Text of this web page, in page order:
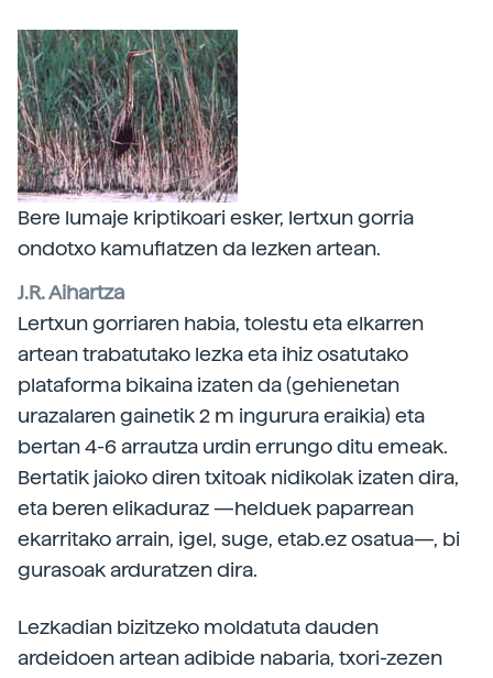
Bere lumaje kriptikoari esker, lertxun gorria
ondotxo kamuflatzen da lezken artean.
J.R. Aihartza
Lertxun gorriaren habia, tolestu eta elkarren
artean trabatutako lezka eta ihiz osatutako
plataforma bikaina izaten da (gehienetan
urazalaren gainetik 2 m ingurura eraikia) eta
bertan 4-6 arrautza urdin errungo ditu emeak.
Bertatik jaioko diren txitoak nidikolak izaten dira,
eta beren elikaduraz —helduek paparrean
ekarritako arrain, igel, suge, etab.ez osatua—, bi
gurasoak arduratzen dira.
Lezkadian bizitzeko moldatuta dauden
ardeidoen artean adibide nabaria, txori-zezen